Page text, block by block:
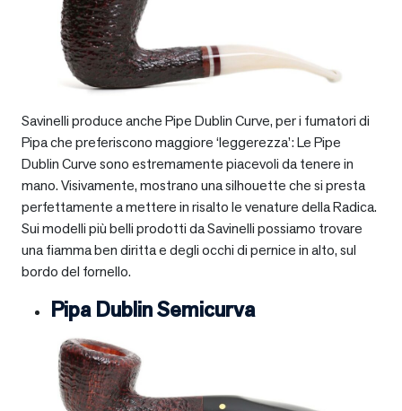
Savinelli produce anche Pipe Dublin Curve, per i fumatori di
Pipa che preferiscono maggiore ‘leggerezza’: Le Pipe
Dublin Curve sono estremamente piacevoli da tenere in
mano. Visivamente, mostrano una silhouette che si presta
perfettamente a mettere in risalto le venature della Radica.
Sui modelli più belli prodotti da Savinelli possiamo trovare
una fiamma ben diritta e degli occhi di pernice in alto, sul
bordo del fornello.
Pipa Dublin Semicurva